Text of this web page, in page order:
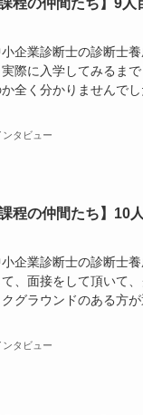
企業診断士の診断士
際に入学してみるま
全く分かりませんで
タビュー
程の仲間たち】10
企業診断士の診断士
、面接をして頂いて
グラウンドのある方
タビュー